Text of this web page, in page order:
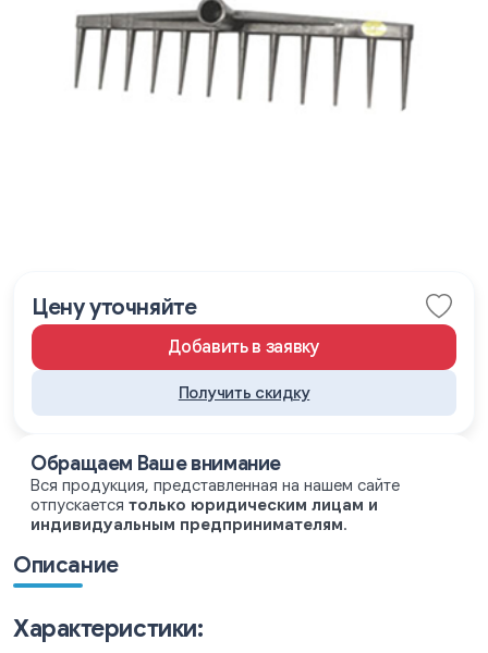
Цену уточняйте
Добавить в заявку
Получить скидку
Обращаем Ваше внимание
Вся продукция, представленная на нашем сайте
отпускается только юридическим лицам и
индивидуальным предпринимателям.
Описание
Характеристики: